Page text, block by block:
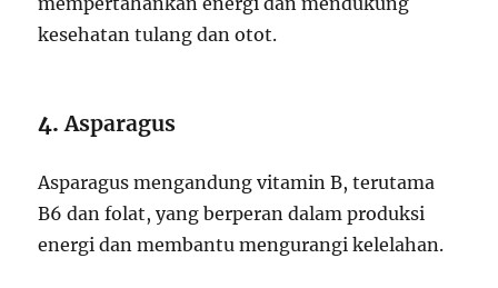
kesehatan tulang dan otot.
4.Asparagus
Asparagus mengandung vitamin B, terutama
B6 dan folat, yang berperan dalam produksi
energi dan membantu mengurangi kelelahan.